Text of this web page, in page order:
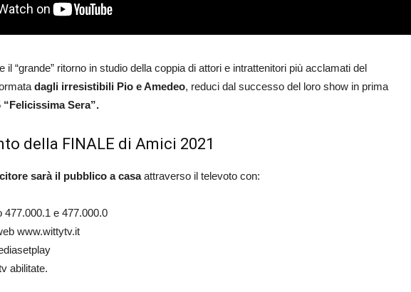
il “grande” ritorno in studio della coppia di attori e intrattenitori più acclamati del
dagli irresistibili Pio e Amedeo, reduci dal successo del loro show in prima
“Felicissima Sera”.
della FINALE di Amici 2021
sarà il pubblico a casaattraverso il televoto con:
477.000.1 e 477.000.0
www.wittytv.it
abilitate.